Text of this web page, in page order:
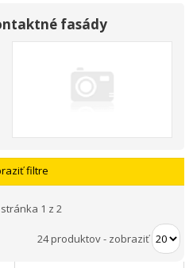
fasády
filtre
stránka 1 z 2
24 produktov- zobraziť